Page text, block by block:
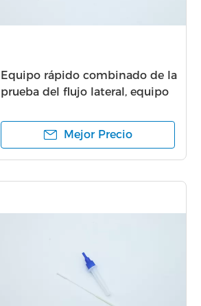
Equipo rápido combinado de la
prueba del flujo lateral, equipo
Igg
Mejor Precio